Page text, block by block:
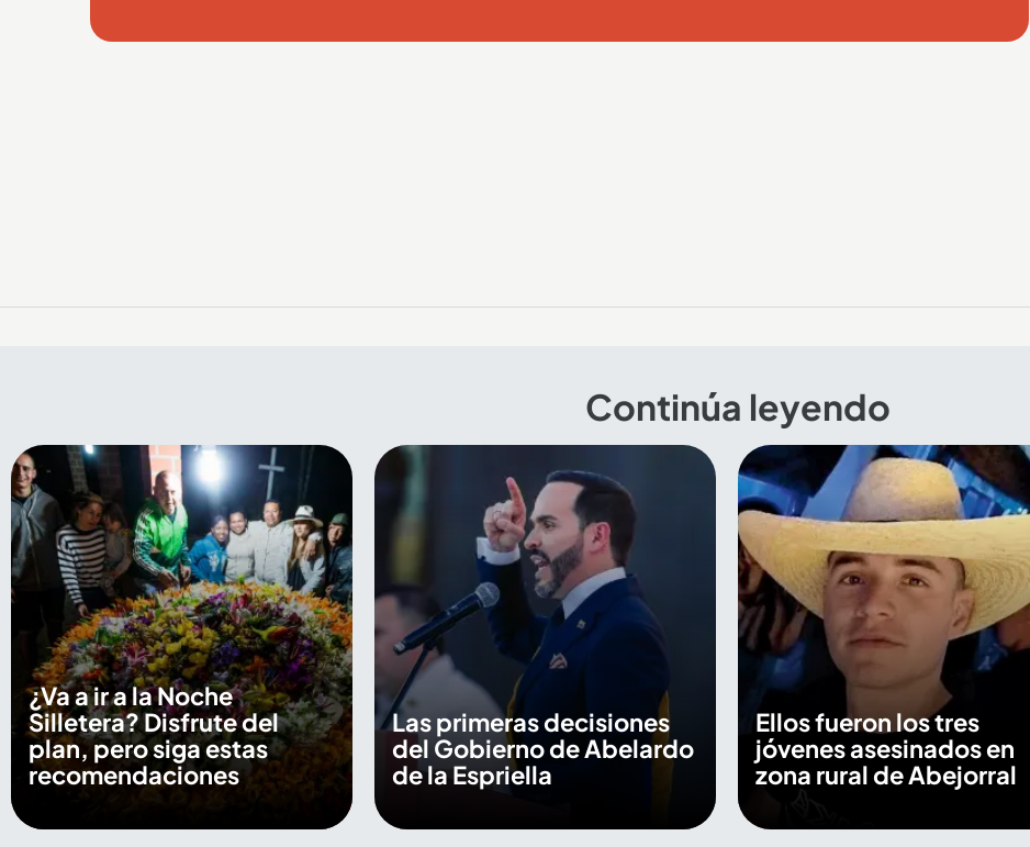
Continúa leyendo
¿Va a ir a la Noche
Silletera? Disfrute del
plan, pero siga estas
recomendaciones
Las primeras decisiones
del Gobierno de Abelardo
de la Espriella
Ellos fueron los tres
jóvenes asesinados en
zona rural de Abejorral